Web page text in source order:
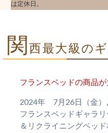
は定休日。
関西最大級の
フランスベッドの商品が
2024年 7月26日（金）
フランスベッドギャラ
＆リクライニングベッ